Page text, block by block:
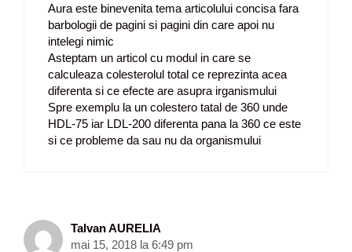
Aura este binevenita tema articolului concisa fara
barbologii de pagini si pagini din care apoi nu
intelegi nimic
Asteptam un articol cu modul in care se
calculeaza colesterolul total ce reprezinta acea
diferenta si ce efecte are asupra irganismului
Spre exemplu la un colestero tatal de 360 unde
HDL-75 iar LDL-200 diferenta pana la 360 ce este
si ce probleme da sau nu da organismului
Talvan AURELIA
mai 15, 2018 la 6:49 pm